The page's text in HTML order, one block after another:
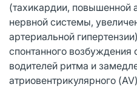
(тахикардии, повышенной
нервной системы,
артериальной
спонтанного возбуждения
водителей ритма и
атриовентрикулярного